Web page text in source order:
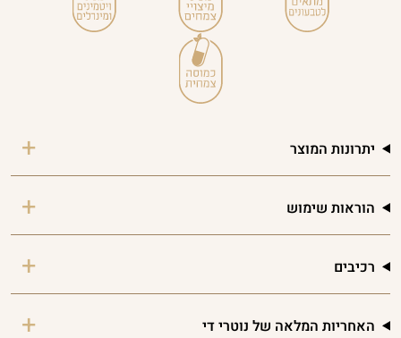
יתרונות המוצר
הוראות שימוש
רכיבים
האחריות המלאה של נוטרי די